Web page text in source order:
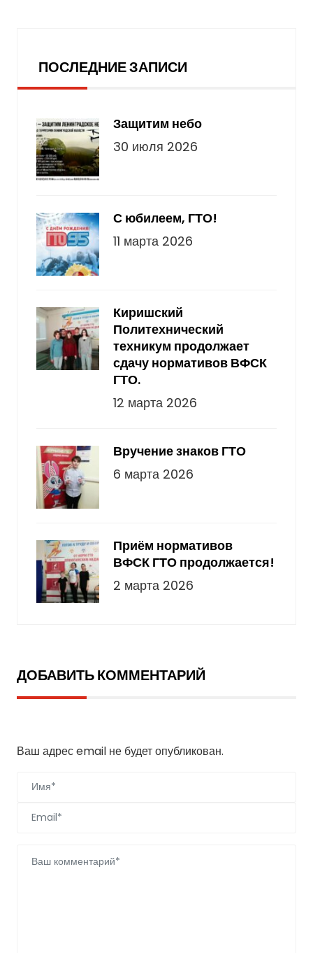
ПОСЛЕДНИЕ ЗАПИСИ
Защитим небо
30 июля 2026
С юбилеем, ГТО!
11 марта 2026
Киришский
Политехнический
техникум продолжает
сдачу нормативов ВФСК
ГТО.
12 марта 2026
Вручение знаков ГТО
6 марта 2026
Приём нормативов
ВФСК ГТО продолжается!
2 марта 2026
ДОБАВИТЬ КОММЕНТАРИЙ
Ваш адрес email не будет опубликован.